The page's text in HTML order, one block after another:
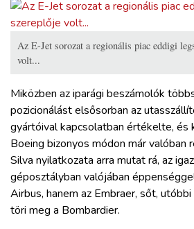
Az E-Jet sorozat a regionális piac eddigi
volt...
Miközben az iparági beszámolók
pozicionálást elsősorban az
gyártóival kapcsolatban értékelte, és
Boeing bizonyos módon már valóban
Silva nyilatkozata arra mutat rá, az
géposztályban valójában
Airbus, hanem az Embraer, sőt,
töri meg a Bombardier.